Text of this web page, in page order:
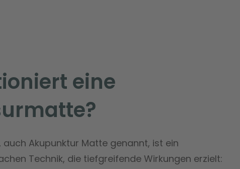
eine
Akupunktur Matte genannt, ist ein
Technik, die tiefgreifende Wirkungen erzielt: